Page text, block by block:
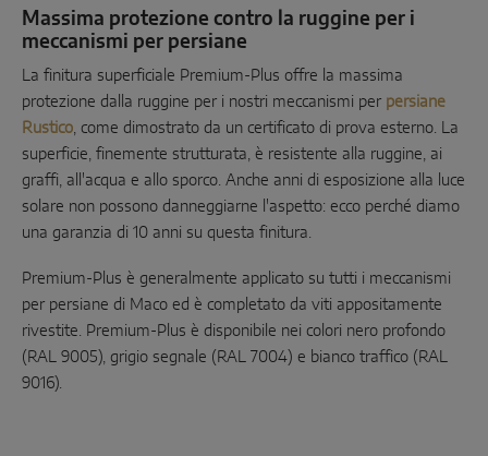
Massima protezione contro la ruggine per i
meccanismi per persiane
La finitura superficiale Premium-Plus offre la massima
protezione dalla ruggine per i nostri meccanismi per persiane
Rustico, come dimostrato da un certificato di prova esterno. La
superficie, finemente strutturata, è resistente alla ruggine, ai
graffi, all'acqua e allo sporco. Anche anni di esposizione alla luce
solare non possono danneggiarne l'aspetto: ecco perché diamo
una garanzia di 10 anni su questa finitura.
Premium-Plus è generalmente applicato su tutti i meccanismi
per persiane di Maco ed è completato da viti appositamente
rivestite. Premium-Plus è disponibile nei colori nero profondo
(RAL 9005), grigio segnale (RAL 7004) e bianco traffico (RAL
9016).